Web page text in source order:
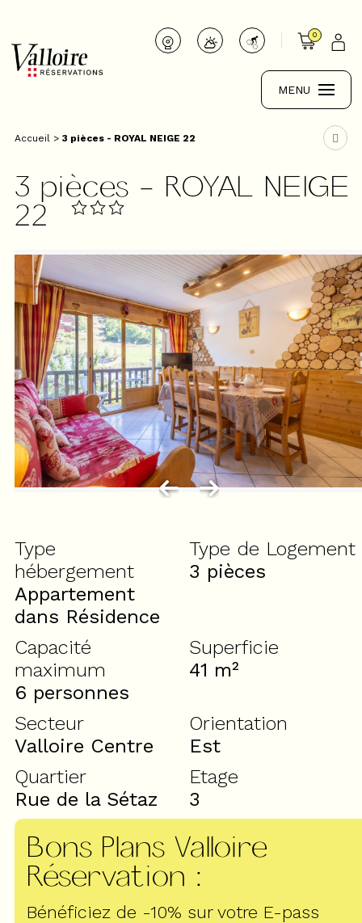
0
MENU
Accueil > 3 pièces - ROYAL NEIGE 22
3 pièces - ROYAL NEIGE
22
Type
hébergement
Appartement
dans Résidence
Type de Logement
3 pièces
Capacité
maximum
6 personnes
Superficie
41 m²
Secteur
Valloire Centre
Orientation
Est
Quartier
Rue de la Sétaz
Etage
3
Bons Plans Valloire
Réservation :
Bénéficiez de -10% sur votre E-pass